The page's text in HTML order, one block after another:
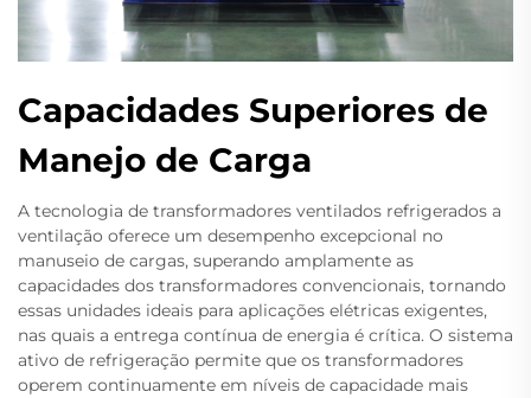
Capacidades Superiores de
Manejo de Carga
A tecnologia de transformadores ventilados refrigerados a
ventilação oferece um desempenho excepcional no
manuseio de cargas, superando amplamente as
capacidades dos transformadores convencionais, tornando
essas unidades ideais para aplicações elétricas exigentes,
nas quais a entrega contínua de energia é crítica. O sistema
ativo de refrigeração permite que os transformadores
operem continuamente em níveis de capacidade mais